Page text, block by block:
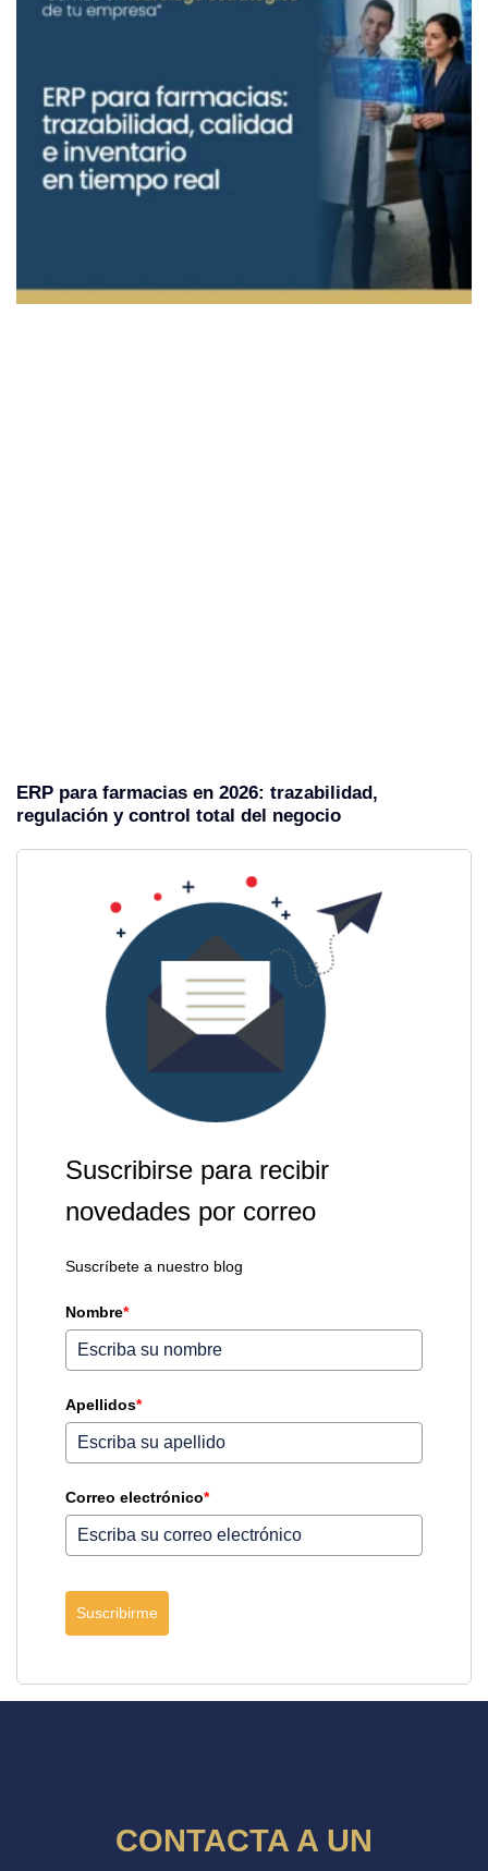
ERP para farmacias en 2026: trazabilidad,
regulación y control total del negocio
Suscribirse para recibir
novedades por correo
Suscríbete a nuestro blog
Nombre*
Apellidos*
Correo electrónico*
Suscribirme
CONTACTA A UN